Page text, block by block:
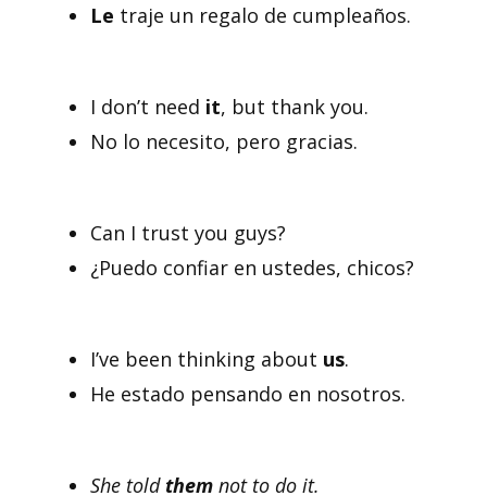
Le traje un regalo de cumpleaños.
I don’t need it, but thank you.
No lo necesito, pero gracias.
Can I trust you guys?
¿Puedo confiar en ustedes, chicos?
I’ve been thinking about us.
He estado pensando en nosotros.
She told themnot to do it.